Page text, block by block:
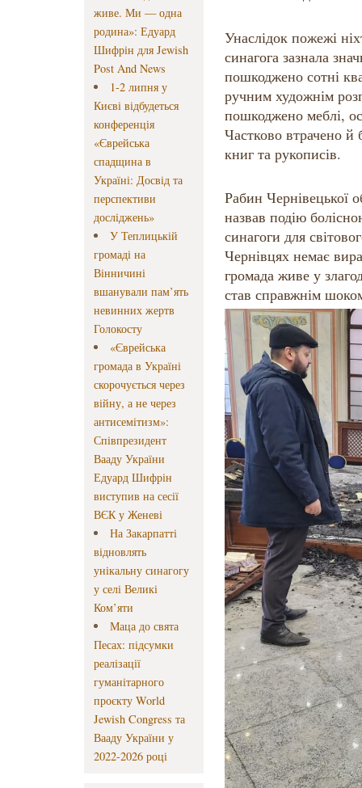
живе. Ми — одна
родина»: Едуард
Шифрін для Jewish
Post And News
1-2 липня у
Києві відбудеться
конференція
«Єврейська
спадщина в
Україні: Досвід та
перспективи
досліджень»
У Теплицькій
громаді на
Вінничині
вшанували пам’ять
невинних жертв
Голокосту
«Єврейська
громада в Україні
скорочується через
війну, а не через
антисемітизм»:
Співпрезидент
Вааду України
Едуард Шифрін
виступив на сесії
ВЄК у Женеві
На Закарпатті
відновлять
унікальну синагогу
у селі Великі
Ком’яти
Маца до свята
Песах: підсумки
реалізації
гуманітарного
проєкту World
Jewish Congress та
Вааду України у
2022-2026 році
Унаслідок пожежі
синагога зазнала
пошкоджено сотні
ручним художнім
пошкоджено меблі,
Частково втрачено й
книг та рукописів.
Рабин Чернівецької
назвав подію
синагоги для
Чернівцях немає
громада живе у
став справжнім